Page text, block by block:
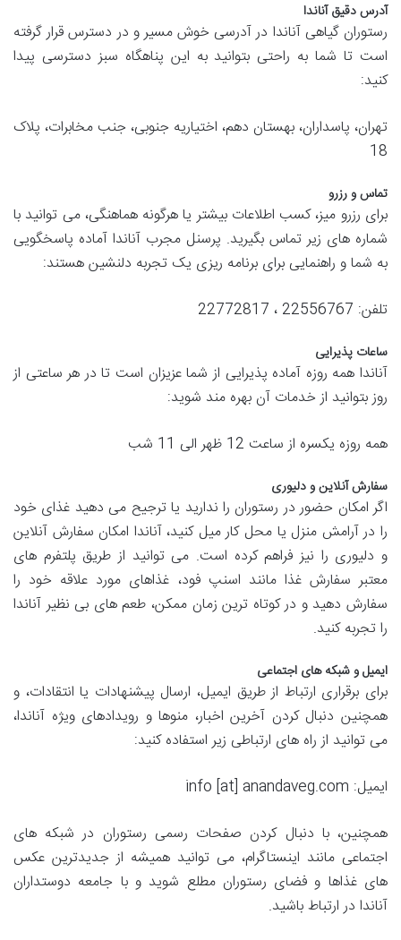
آدرس دقیق آناندا
رستوران گیاهی آناندا در آدرسی خوش مسیر و در دسترس قرار گرفته
است تا شما به راحتی بتوانید به این پناهگاه سبز دسترسی پیدا
کنید:
تهران، پاسداران، بهستان دهم، اختیاریه جنوبی، جنب مخابرات، پلاک
18
تماس و رزرو
برای رزرو میز، کسب اطلاعات بیشتر یا هرگونه هماهنگی، می توانید با
شماره های زیر تماس بگیرید. پرسنل مجرب آناندا آماده پاسخگویی
به شما و راهنمایی برای برنامه ریزی یک تجربه دلنشین هستند:
تلفن: 22556767 ، 22772817
ساعات پذیرایی
آناندا همه روزه آماده پذیرایی از شما عزیزان است تا در هر ساعتی از
روز بتوانید از خدمات آن بهره مند شوید:
همه روزه یکسره از ساعت 12 ظهر الی 11 شب
سفارش آنلاین و دلیوری
اگر امکان حضور در رستوران را ندارید یا ترجیح می دهید غذای خود
را در آرامش منزل یا محل کار میل کنید، آناندا امکان سفارش آنلاین
و دلیوری را نیز فراهم کرده است. می توانید از طریق پلتفرم های
معتبر سفارش غذا مانند اسنپ فود، غذاهای مورد علاقه خود را
سفارش دهید و در کوتاه ترین زمان ممکن، طعم های بی نظیر آناندا
را تجربه کنید.
ایمیل و شبکه های اجتماعی
برای برقراری ارتباط از طریق ایمیل، ارسال پیشنهادات یا انتقادات، و
همچنین دنبال کردن آخرین اخبار، منوها و رویدادهای ویژه آناندا،
می توانید از راه های ارتباطی زیر استفاده کنید:
ایمیل: info [at] anandaveg.com
همچنین، با دنبال کردن صفحات رسمی رستوران در شبکه های
اجتماعی مانند اینستاگرام، می توانید همیشه از جدیدترین عکس
های غذاها و فضای رستوران مطلع شوید و با جامعه دوستداران
آناندا در ارتباط باشید.